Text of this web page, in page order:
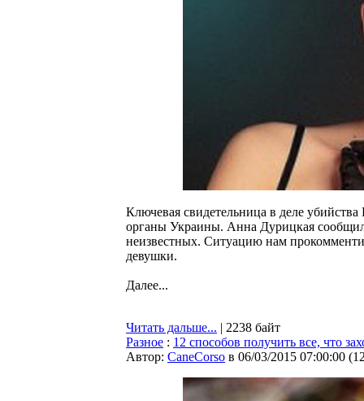
Ключевая свидетельница в деле
органы Украины. Анна Дурицкая
неизвестных. Ситуацию нам
девушки.
Далее...
Читать дальше... | 2238 байт
Разное : 12 способов получить все, что
Автор: CaneCorso в 06/03/2015 07:00:00 (